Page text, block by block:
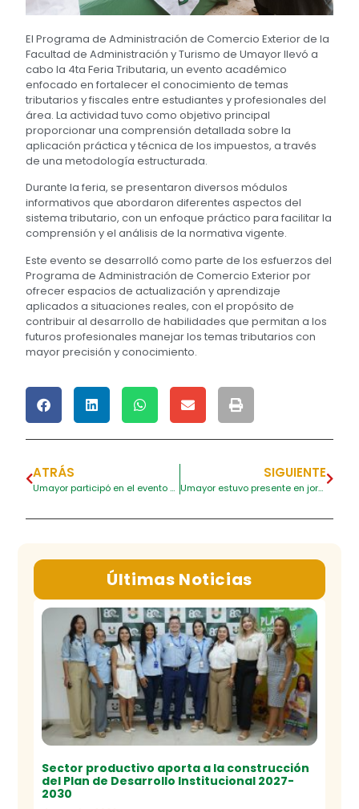
El Programa de Administración de Comercio Exterior de la
Facultad de Administración y Turismo de Umayor llevó a
cabo la 4ta Feria Tributaria, un evento académico
enfocado en fortalecer el conocimiento de temas
tributarios y fiscales entre estudiantes y profesionales del
área. La actividad tuvo como objetivo principal
proporcionar una comprensión detallada sobre la
aplicación práctica y técnica de los impuestos, a través
de una metodología estructurada.
Durante la feria, se presentaron diversos módulos
informativos que abordaron diferentes aspectos del
sistema tributario, con un enfoque práctico para facilitar la
comprensión y el análisis de la normativa vigente.
Este evento se desarrolló como parte de los esfuerzos del
Programa de Administración de Comercio Exterior por
ofrecer espacios de actualización y aprendizaje
aplicados a situaciones reales, con el propósito de
contribuir al desarrollo de habilidades que permitan a los
futuros profesionales manejar los temas tributarios con
mayor precisión y conocimiento.
ATRÁS
Umayor participó en el evento «Emprende Caribe» organizado por INFOTEP San Andrés
SIGUIENTE
Umayor estuvo presente en jornada de diálogo y co-creación para fortalecer la educación posmedia en Cartagena
Últimas Noticias
Sector productivo aporta a la construcción
del Plan de Desarrollo Institucional 2027-
2030